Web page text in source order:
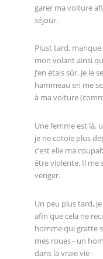
garer ma voiture
séjour.
Plust tard, manque
mon volant ainsi
J’en étais sûr, je le
hammeau en me
à ma voiture
Une femme est là,
je ne cotoie plus
c’est elle ma
être violente. Il me
venger.
Un peu plus tard,
afin que cela ne
homme qui gratte
mes roues - un
dans la vraie vie -